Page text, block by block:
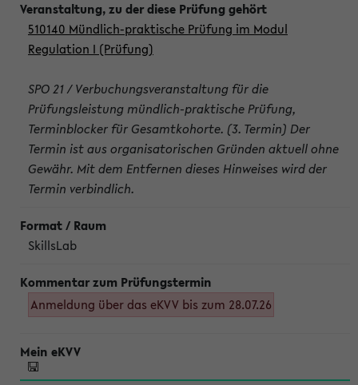
510140 Mündlich-praktische Prüfung im Modul
Regulation I (Prüfung)
SPO 21 / Verbuchungsveranstaltung für die
Prüfungsleistung mündlich-praktische Prüfung,
Terminblocker für Gesamtkohorte. (3. Termin) Der
Termin ist aus organisatorischen Gründen aktuell ohne
Gewähr. Mit dem Entfernen dieses Hinweises wird der
Termin verbindlich.
SkillsLab
Anmeldung über das eKVV bis zum 28.07.26